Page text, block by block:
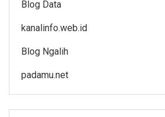
Blog Data
kanalinfo.web.id
Blog Ngalih
padamu.net